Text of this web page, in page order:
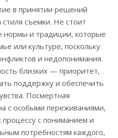
в принятии решений
съемки. Не стоит
нормы и традиции, которые
или культуре, поскольку
и недопонимания.
близких — приоритет,
поддержку и обеспечить
Посмертная
с особыми переживаниями,
с пониманием и
потребностям каждого,